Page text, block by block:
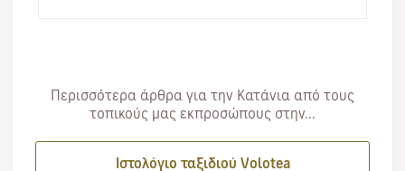
Περισσότερα άρθρα για την Κατάνια από τους
τοπικούς μας εκπροσώπους στην...
Ιστολόγιο ταξιδιού Volotea